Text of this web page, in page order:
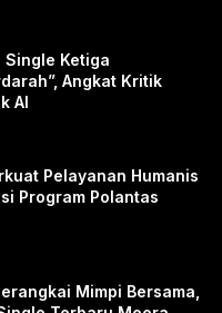
Single Ketiga
Angkat Kritik
AI
Pelayanan Humanis
Program Polantas
Mimpi Bersama,